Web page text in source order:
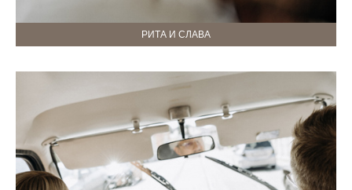
РИТА И СЛАВА